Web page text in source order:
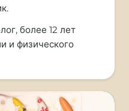
более 12 лет
и физического